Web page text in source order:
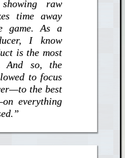
raw
time away
game. As a
I know
is the most
And so, the
to focus
the best
everything